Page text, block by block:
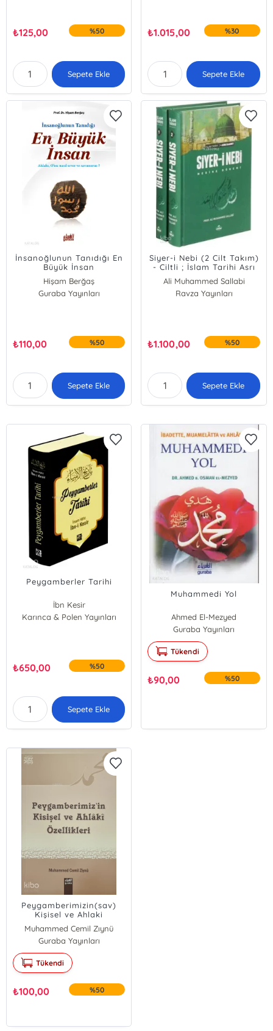
₺125,00 %50
Sepete Ekle
₺1.015,00 %30
Sepete Ekle
İnsanoğlunun Tanıdığı En
Büyük İnsan
Hişam Berğaş
Guraba Yayınları
₺110,00 %50
Sepete Ekle
Siyer-i Nebi (2 Cilt Takım)
- Ciltli ; İslam Tarihi Asrı
Saadet Dönemi
Ali Muhammed Sallabi
Ravza Yayınları
₺1.100,00 %50
Sepete Ekle
Peygamberler Tarihi
İbn Kesir
Karınca & Polen Yayınları
₺650,00 %50
Sepete Ekle
Muhammedi Yol
Ahmed El-Mezyed
Guraba Yayınları
Tükendi
₺90,00 %50
Peygamberimizin(sav)
Kişisel ve Ahlaki
Özellikleri
Muhammed Cemil Zıynü
Guraba Yayınları
Tükendi
₺100,00 %50